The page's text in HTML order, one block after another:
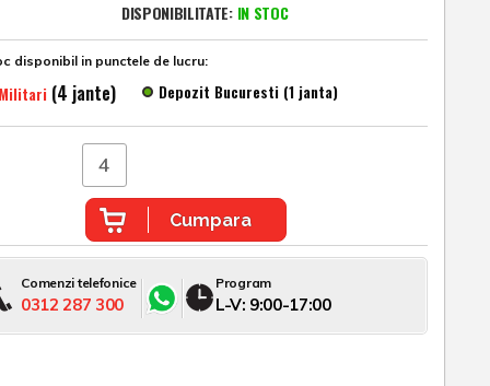
DISPONIBILITATE: IN STOC
disponibil in punctele de lucru:
Militari (4 jante) Depozit Bucuresti (1 janta)
Cumpara
Comenzi telefonice
0312 287 300
Program
L-V: 9:00-17:00